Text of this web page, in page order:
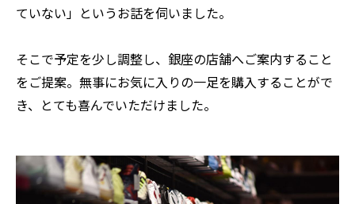
ていない」というお話を伺いました。
そこで予定を少し調整し、銀座の店舗へご案内すること
をご提案。無事にお気に入りの一足を購入することがで
き、とても喜んでいただけました。